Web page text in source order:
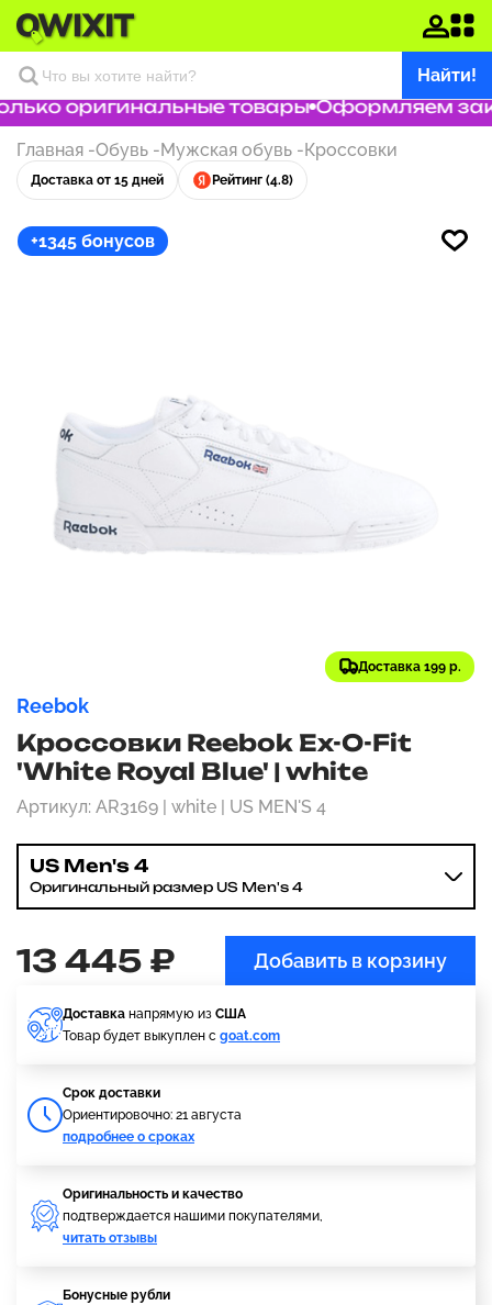
Найти!
оригинальные товары Оформляем
Главная -Обувь -Мужская обувь -Кроссовки
Доставка от 15 дней Рейтинг (4.8)
+1345 бонусов
Доставка 199 р.
Reebok
Кроссовки Reebok Ex-O-Fit
'White Royal Blue' | white
Артикул: AR3169 | white | US MEN'S 4
US Men's 4
Оригинальный размер US Men's 4
13 445 ₽ Добавить в корзину
Доставка напрямую из США
Товар будет выкуплен с goat.com
Cрок доставки
Ориентировочно: 21 августа
подробнее о сроках
Оригинальность и качество
подтверждается нашими покупателями,
читать отзывы
Бонусные рубли